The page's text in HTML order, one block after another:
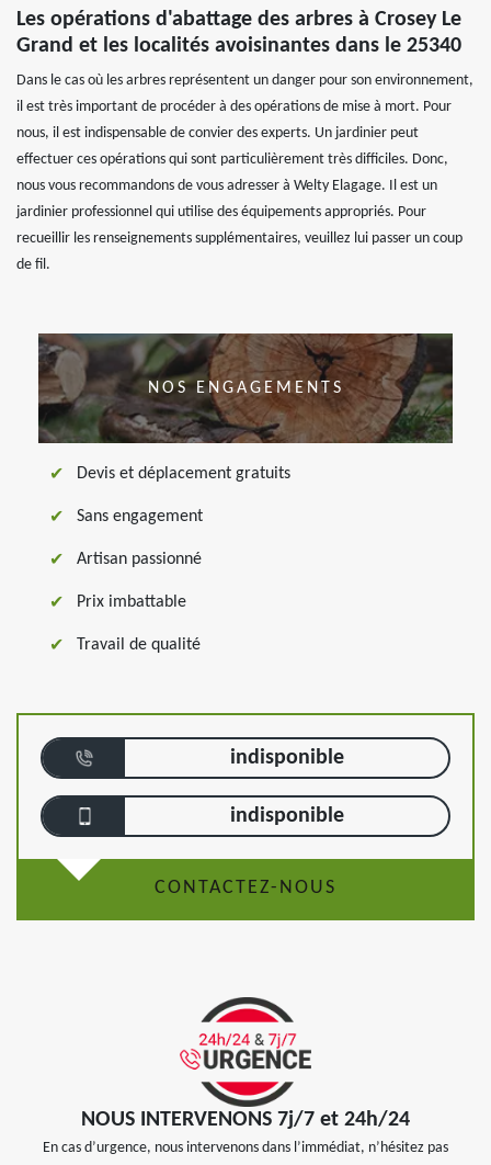
Les opérations d'abattage des arbres à Crosey Le
Grand et les localités avoisinantes dans le 25340
Dans le cas où les arbres représentent un danger pour son environnement,
il est très important de procéder à des opérations de mise à mort. Pour
nous, il est indispensable de convier des experts. Un jardinier peut
effectuer ces opérations qui sont particulièrement très difficiles. Donc,
nous vous recommandons de vous adresser à Welty Elagage. Il est un
jardinier professionnel qui utilise des équipements appropriés. Pour
recueillir les renseignements supplémentaires, veuillez lui passer un coup
de fil.
NOS ENGAGEMENTS
Devis et déplacement gratuits
Sans engagement
Artisan passionné
Prix imbattable
Travail de qualité
indisponible
indisponible
CONTACTEZ-NOUS
NOUS INTERVENONS 7j/7 et 24h/24
En cas d’urgence, nous intervenons dans l’immédiat, n’hésitez pas